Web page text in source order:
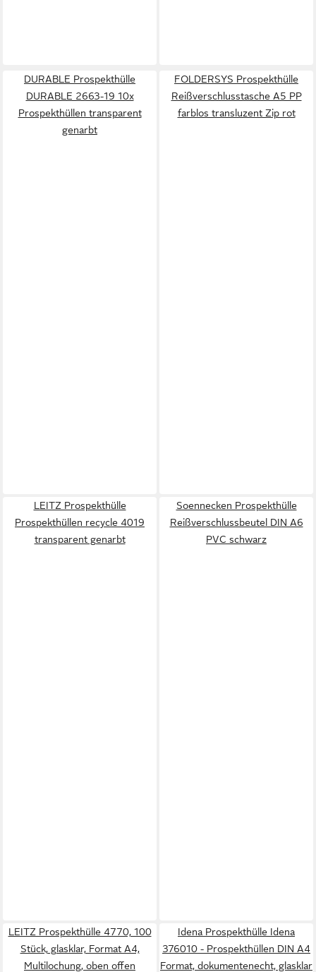
DURABLE Prospekthülle
DURABLE 2663-19 10x
Prospekthüllen transparent
genarbt
FOLDERSYS Prospekthülle
Reißverschlusstasche A5 PP
farblos transluzent Zip rot
LEITZ Prospekthülle
Prospekthüllen recycle 4019
transparent genarbt
Soennecken Prospekthülle
Reißverschlussbeutel DIN A6
PVC schwarz
LEITZ Prospekthülle 4770, 100
Stück, glasklar, Format A4,
Multilochung, oben offen
Idena Prospekthülle Idena
376010 - Prospekthüllen DIN A4
Format, dokumentenecht, glasklar